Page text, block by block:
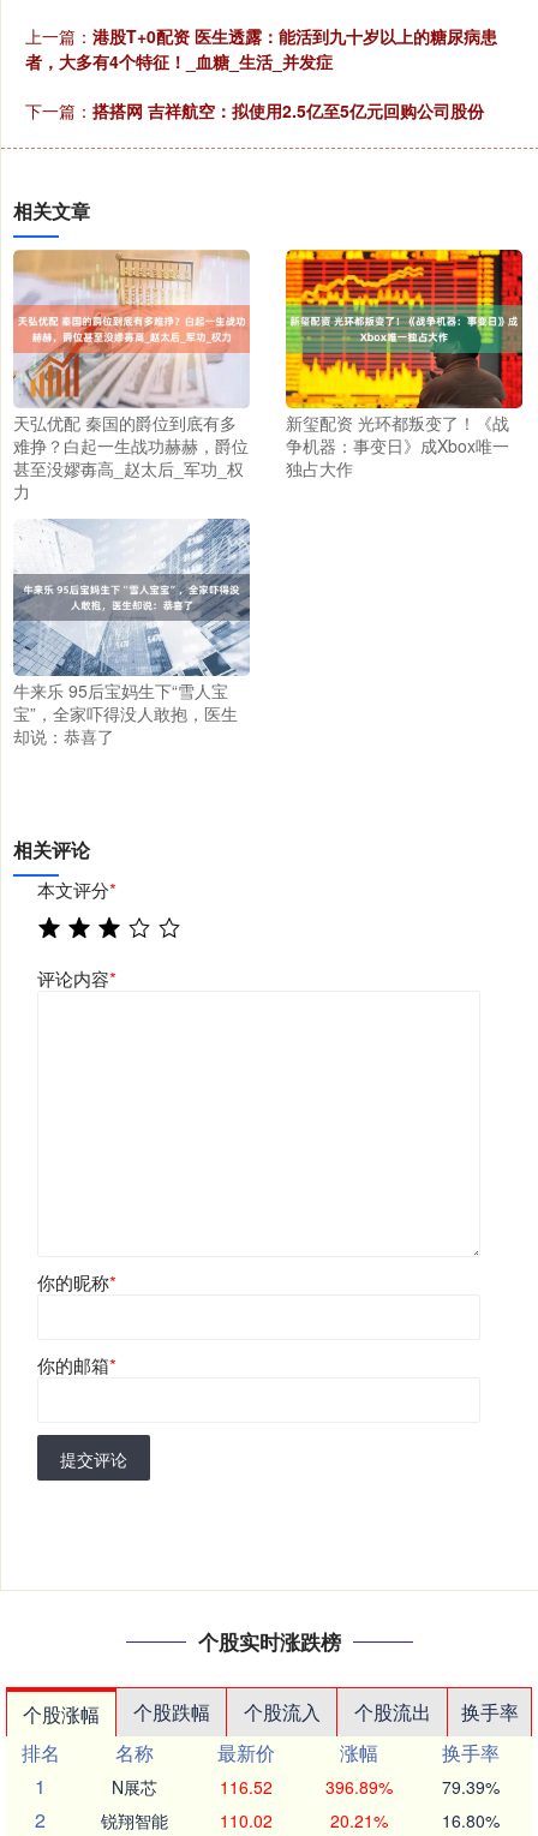
上一篇： 港股T+0配资 医生透露：能活到九十岁以上的糖尿病患
者，大多有4个特征！_血糖_生活_并发症
下一篇： 搭搭网 吉祥航空：拟使用2.5亿至5亿元回购公司股份
相关文章
天弘优配 秦国的爵位到底有多
难挣？白起一生战功赫赫，爵位
甚至没嫪毐高_赵太后_军功_权
力
新玺配资 光环都叛变了！《战
争机器：事变日》成Xbox唯一
独占大作
牛来乐 95后宝妈生下“雪人宝
宝”，全家吓得没人敢抱，医生
却说：恭喜了
相关评论
本文评分*
评论内容*
你的昵称*
你的邮箱*
提交评论
个股实时涨跌榜
个股涨幅 个股跌幅 个股流入 个股流出
换手率
排名
名称 最新价 涨幅
换手率
1
N展芯 116.52 396.89% 79.39%
2 锐翔智能 110.02 20.21% 16.80%